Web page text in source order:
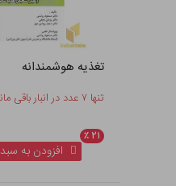
تغذیه هوشمندانه
تنها ۷ عدد در انبار باقی مانده
۲۱ ٪
افزودن به سبد